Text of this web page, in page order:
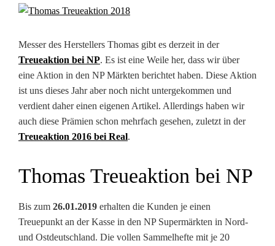
Messer des Herstellers Thomas gibt es derzeit in der
Treueaktion bei NP. Es ist eine Weile her, dass wir über
eine Aktion in den NP Märkten berichtet haben. Diese Aktion
ist uns dieses Jahr aber noch nicht untergekommen und
verdient daher einen eigenen Artikel. Allerdings haben wir
auch diese Prämien schon mehrfach gesehen, zuletzt in der
Treueaktion 2016 bei Real.
Thomas Treueaktion bei NP
Bis zum 26.01.2019 erhalten die Kunden je einen
Treuepunkt an der Kasse in den NP Supermärkten in Nord-
und Ostdeutschland. Die vollen Sammelhefte mit je 20